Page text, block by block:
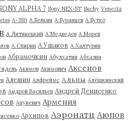
ALPHA 7 Sony NEX-5T Suchy Venezia
А-380 А.Белкин А.Буранцев А.Бутко
А.Литинецкий А.Медведев А.Морев
А.Спирин А.Ушаков А.Халтурин
Абрамочкин Абулхатин Абхазия
Акимов Акимович Аксенов
Алешин Алфреймс Альпы Алёшкинский
Андрей Васильев Андрей Денисенко
Апуневич Армения
Архипов Аэронатц Аюпов